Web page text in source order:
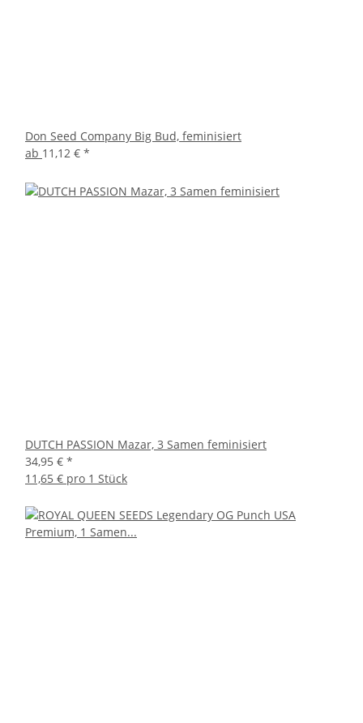
Don Seed Company Big Bud, feminisiert
ab 11,12 € *
DUTCH PASSION Mazar, 3 Samen feminisiert
34,95 € *
11,65 € pro 1 Stück